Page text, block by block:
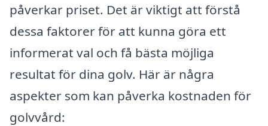
påverkar priset. Det är viktigt att förstå
dessa faktorer för att kunna göra ett
informerat val och få bästa möjliga
resultat för dina golv. Här är några
aspekter som kan påverka kostnaden för
golvvård: